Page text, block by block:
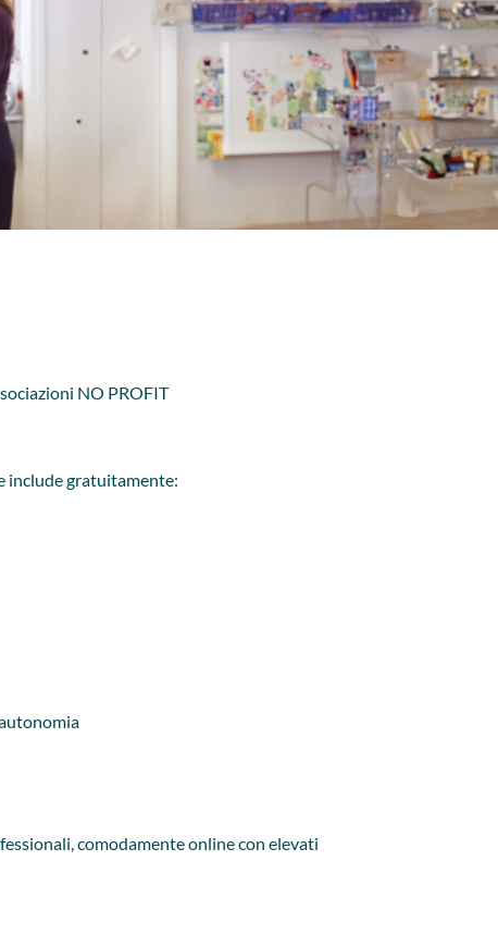
NO PROFIT
include gratuitamente:
comodamente online con elevati